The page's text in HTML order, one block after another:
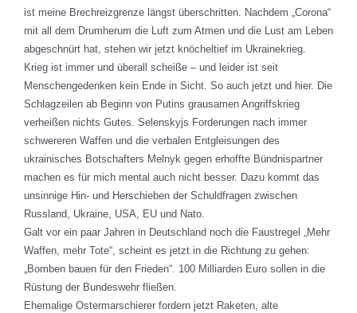
ist meine Brechreizgrenze längst überschritten. Nachdem „Corona“
mit all dem Drumherum die Luft zum Atmen und die Lust am Leben
abgeschnürt hat, stehen wir jetzt knöcheltief im Ukrainekrieg.
Krieg ist immer und überall scheiße – und leider ist seit
Menschengedenken kein Ende in Sicht. So auch jetzt und hier. Die
Schlagzeilen ab Beginn von Putins grausamen Angriffskrieg
verheißen nichts Gutes. Selenskyjs Forderungen nach immer
schwereren Waffen und die verbalen Entgleisungen des
ukrainisches Botschafters Melnyk gegen erhoffte Bündnispartner
machen es für mich mental auch nicht besser. Dazu kommt das
unsinnige Hin- und Herschieben der Schuldfragen zwischen
Russland, Ukraine, USA, EU und Nato.
Galt vor ein paar Jahren in Deutschland noch die Faustregel „Mehr
Waffen, mehr Tote“, scheint es jetzt in die Richtung zu gehen:
„Bomben bauen für den Frieden“. 100 Milliarden Euro sollen in die
Rüstung der Bundeswehr fließen.
Ehemalige Ostermarschierer fordern jetzt Raketen, alte